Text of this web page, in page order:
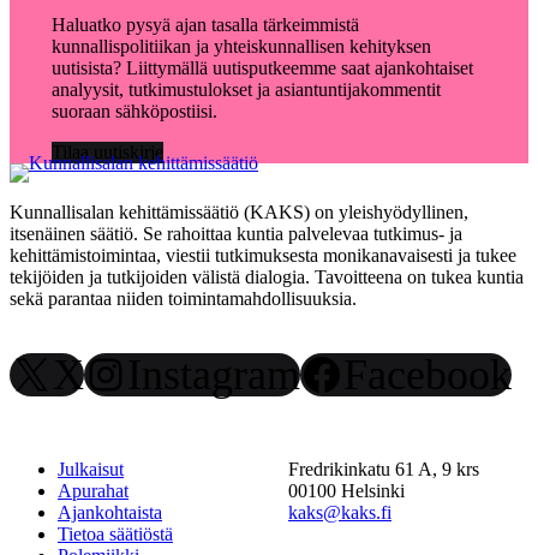
Haluatko pysyä ajan tasalla tärkeimmistä
kunnallispolitiikan ja yhteiskunnallisen kehityksen
uutisista? Liittymällä uutisputkeemme saat ajankohtaiset
analyysit, tutkimustulokset ja asiantuntijakommentit
suoraan sähköpostiisi.
Tilaa uutiskirje
Kunnallisalan kehittämissäätiö (KAKS) on yleishyödyllinen,
itsenäinen säätiö. Se rahoittaa kuntia palvelevaa tutkimus- ja
kehittämistoimintaa, viestii tutkimuksesta monikanavaisesti ja tukee
tekijöiden ja tutkijoiden välistä dialogia. Tavoitteena on tukea kuntia
sekä parantaa niiden toimintamahdollisuuksia.
X Instagram Facebook
Julkaisut
Apurahat
Ajankohtaista
Tietoa säätiöstä
Fredrikinkatu 61 A, 9 krs
00100 Helsinki
kaks@kaks.fi